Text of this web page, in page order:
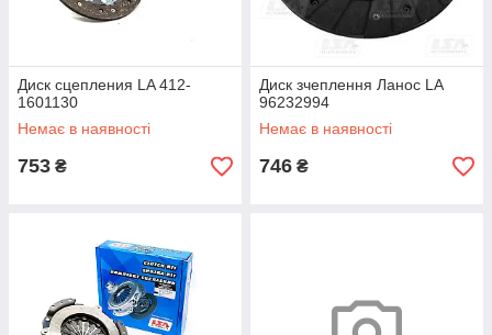
Диск сцепления LA 412-
1601130
Немає в наявності
753 ₴
Диск зчеплення Ланос LA
96232994
Немає в наявності
746 ₴